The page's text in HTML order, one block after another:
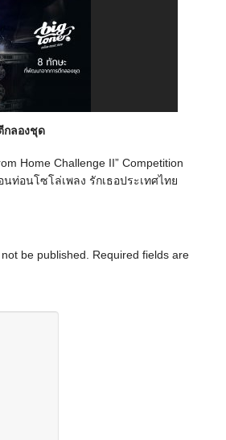
กลองชุด
Home Challenge II” Competition
ท่อนโซโล่เพลง รักเธอประเทศไทย
be published.
Required fields are